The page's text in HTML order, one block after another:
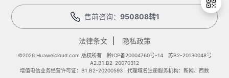
售前咨询： 950808转1
法律条文 隐私政策
©2026 Huaweicloud.com 版权所有 黔ICP备20004760号-14
苏B2-20130048号
A2.B1.B2-20070312
增值电信业务经营许可证：B1.B2-20200593 | 代理域名注册服务机构：新网、西数